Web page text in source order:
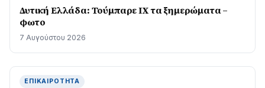
Δυτική Ελλάδα: Τούμπαρε ΙΧ τα ξημερώματα –
φωτο
7 Αυγούστου 2026
ΕΠΙΚΑΙΡΌΤΗΤΑ